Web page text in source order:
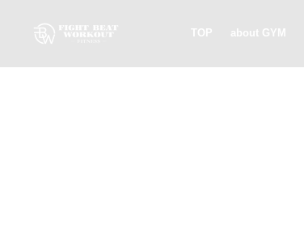
TOP about GYM